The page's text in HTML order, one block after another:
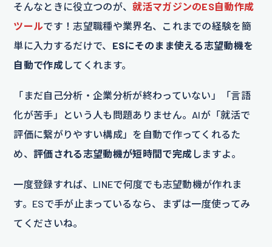
そんなときに役立つのが、就活マガジンのES自動作成
ツールです！志望職種や業界名、これまでの経験を簡
単に入力するだけで、 ESにそのまま使える志望動機を
自動で作成 してくれます。
「まだ自己分析・企業分析が終わっていない」「言語
化が苦手」という人も問題ありません。AIが「就活で
評価に繋がりやすい構成」を自動で作ってくれるた
め、評価される志望動機が短時間で完成 しますよ。
一度登録すれば、LINEで何度でも志望動機が作れま
す。ESで手が止まっているなら、まずは一度使ってみ
てくださいね。